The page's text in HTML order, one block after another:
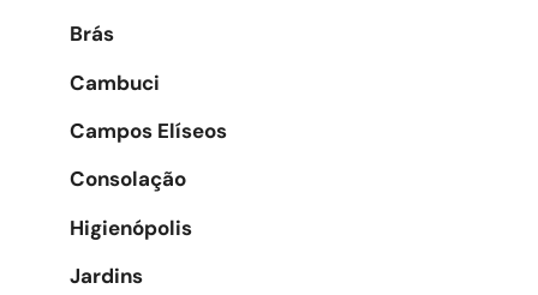
Brás
Cambuci
Campos Elíseos
Consolação
Higienópolis
Jardins